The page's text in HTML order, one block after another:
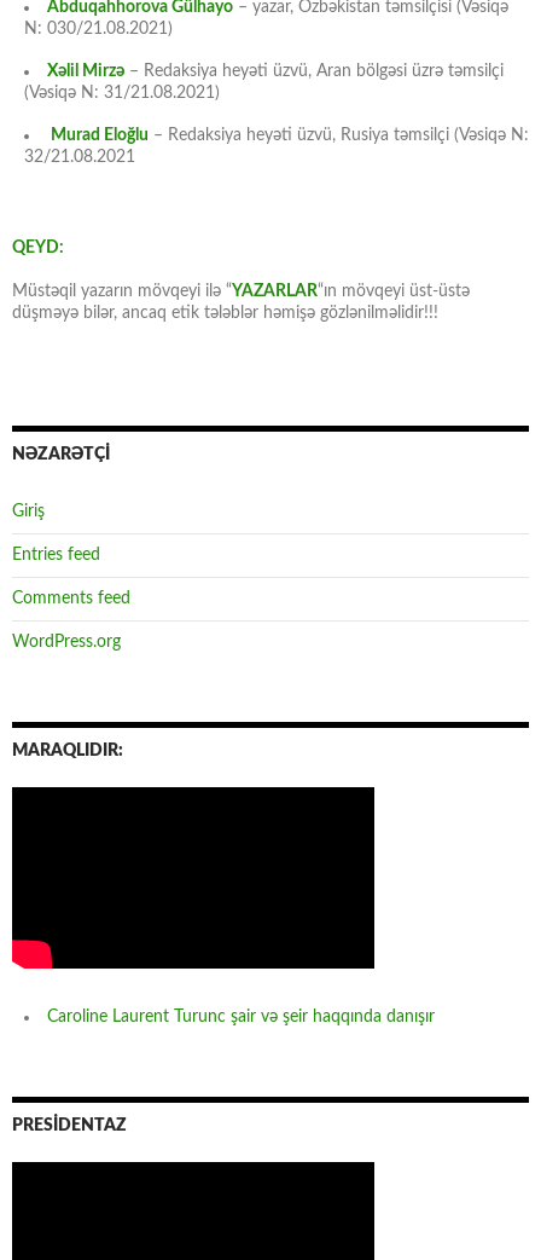
Abduqahhorova Gülhayo – yazar, Özbəkistan təmsilçisi (Vəsiqə
N: 030/21.08.2021)
Xəlil Mirzə – Redaksiya heyəti üzvü, Aran bölgəsi üzrə təmsilçi
(Vəsiqə N: 31/21.08.2021)
Murad Eloğlu – Redaksiya heyəti üzvü, Rusiya təmsilçi (Vəsiqə N:
32/21.08.2021
QEYD:
Müstəqil yazarın mövqeyi ilə “YAZARLAR“ın mövqeyi üst-üstə
düşməyə bilər, ancaq etik tələblər həmişə gözlənilməlidir!!!
NƏZARƏTÇİ
Giriş
Entries feed
Comments feed
WordPress.org
MARAQLIDIR:
Caroline Laurent Turunc şair və şeir haqqında danışır
PRESİDENTAZ